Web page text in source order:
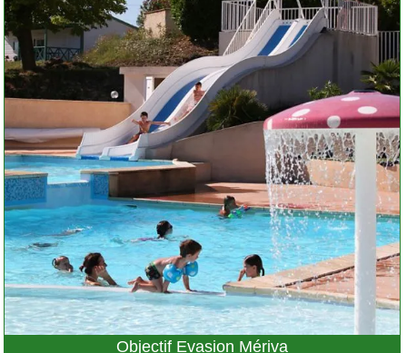
Objectif Evasion Mériva